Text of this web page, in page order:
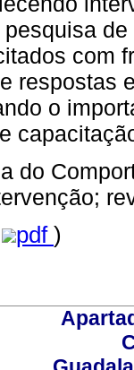
com
respostas
o
do
pdf )